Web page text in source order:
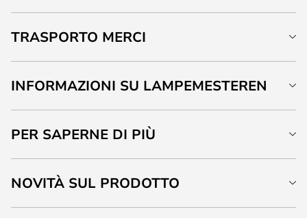
TRASPORTO MERCI
INFORMAZIONI SU LAMPEMESTEREN
PER SAPERNE DI PIÙ
NOVITÀ SUL PRODOTTO